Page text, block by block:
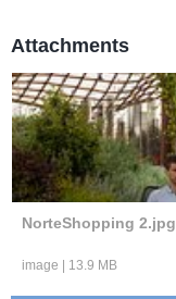
Attachments
NorteShopping 2.jpg
image | 13.9 MB